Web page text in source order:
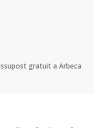
gratuit a Arbeca